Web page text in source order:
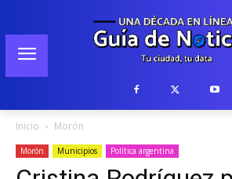
Inicio Morón
Morón Municipios Política argentina